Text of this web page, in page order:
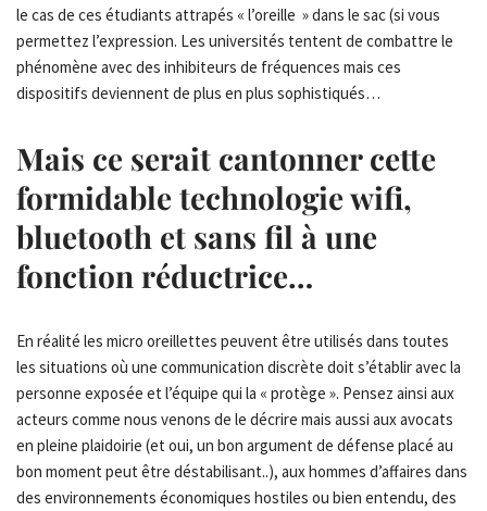
le cas de ces étudiants attrapés « l’oreille » dans le sac (si vous
permettez l’expression. Les universités tentent de combattre le
phénomène avec des inhibiteurs de fréquences mais ces
dispositifs deviennent de plus en plus sophistiqués…
Mais ce serait cantonner cette
formidable technologie wifi,
bluetooth et sans fil à une
fonction réductrice…
En réalité les micro oreillettes peuvent être utilisés dans toutes
les situations où une communication discrète doit s’établir avec la
personne exposée et l’équipe qui la « protège ». Pensez ainsi aux
acteurs comme nous venons de le décrire mais aussi aux avocats
en pleine plaidoirie (et oui, un bon argument de défense placé au
bon moment peut être déstabilisant..), aux hommes d’affaires dans
des environnements économiques hostiles ou bien entendu, des